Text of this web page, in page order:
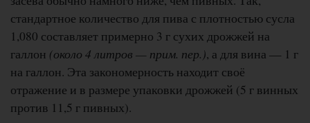
стандартное количество для пива с плотностью сусла
1,080 составляет примерно 3 г сухих дрожжей на
галлон (около 4 литров — прим. пер.), а для вина — 1 г
на галлон. Эта закономерность находит своё
отражение и в размере упаковки дрожжей (5 г винных
против 11,5 г пивных).